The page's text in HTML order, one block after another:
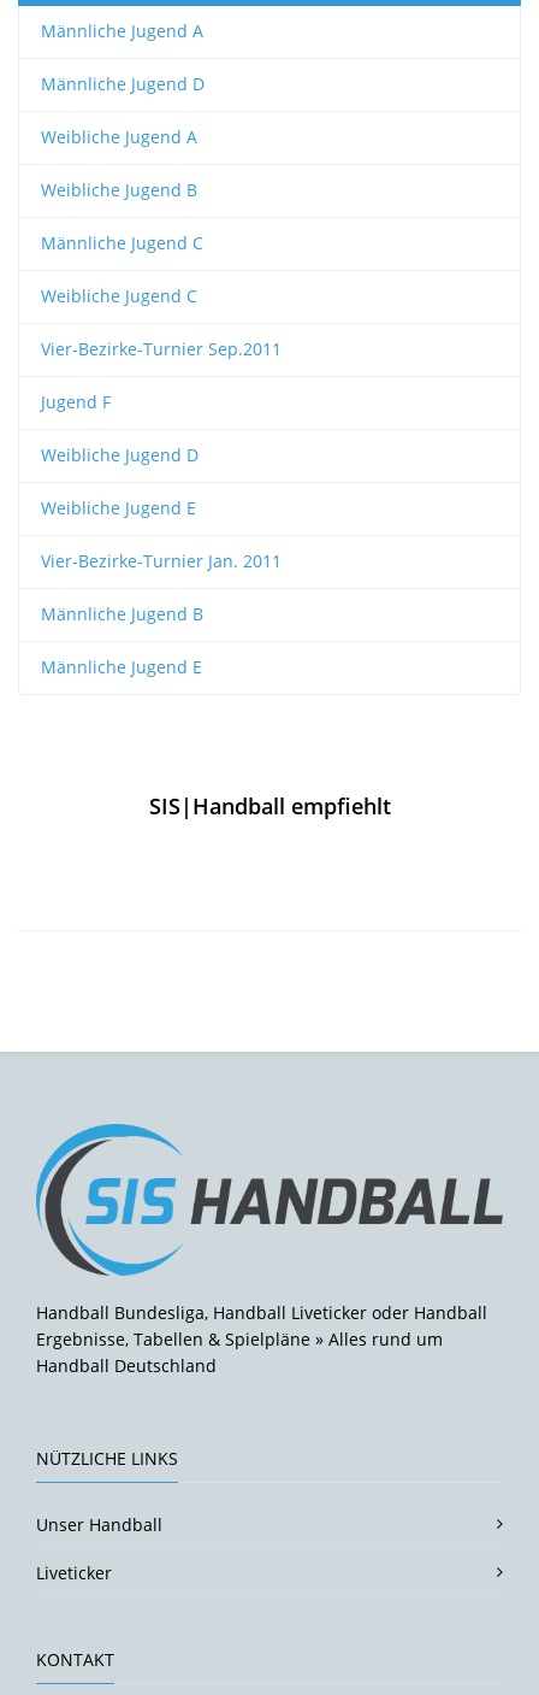
Männliche Jugend A
Männliche Jugend D
Weibliche Jugend A
Weibliche Jugend B
Männliche Jugend C
Weibliche Jugend C
Vier-Bezirke-Turnier Sep.2011
Jugend F
Weibliche Jugend D
Weibliche Jugend E
Vier-Bezirke-Turnier Jan. 2011
Männliche Jugend B
Männliche Jugend E
SIS|Handball empfiehlt
Handball Bundesliga, Handball Liveticker oder Handball
Ergebnisse, Tabellen & Spielpläne » Alles rund um
Handball Deutschland
NÜTZLICHE LINKS
Unser Handball
Liveticker
KONTAKT